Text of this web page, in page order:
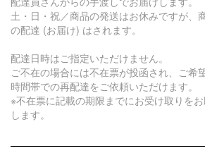
土・日・祝／商品の発送はお休みですが、
の配達 (お届け) はされます。
配達日時はご指定いただけません。
ご不在の場合には不在票が投函され、ご希
時間帯での再配達をご依頼いただけます。
※不在票に記載の期限までにお受け取りを
します。